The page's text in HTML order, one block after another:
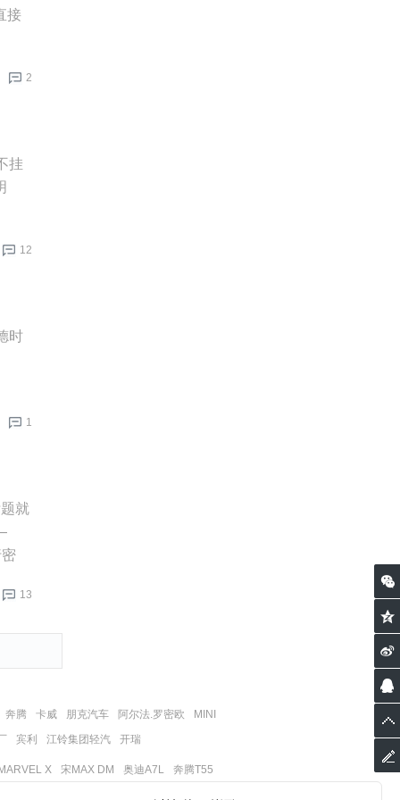
接
2
挂
12
时
1
就
13
奔腾 卡威 朋克汽车 阿尔法.罗密欧
MINI
宾利 江铃集团轻汽 开瑞
X 宋MAX DM 奥迪A7L
奔腾T55